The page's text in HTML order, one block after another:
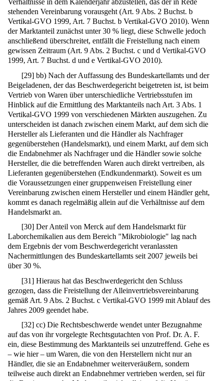
Verhältnisse in dem Kalenderjahr abzustellen, das der in Rede
stehenden Vereinbarung vorausgeht (Art. 9 Abs. 2 Buchst. b
Vertikal-GVO 1999, Art. 7 Buchst. b Vertikal-GVO 2010). Wenn
der Marktanteil zunächst unter 30 % liegt, diese Schwelle jedoch
anschließend überschreitet, entfällt die Freistellung nach einem
gewissen Zeitraum (Art. 9 Abs. 2 Buchst. c und d Vertikal-GVO
1999, Art. 7 Buchst. d und e Vertikal-GVO 2010).
[29] bb) Nach der Auffassung des Bundeskartellamts und der
Beigeladenen, der das Beschwerdegericht beigetreten ist, ist beim
Vertrieb von Waren über unterschiedliche Vertriebsstufen im
Hinblick auf die Ermittlung des Marktanteils nach Art. 3 Abs. 1
Vertikal-GVO 1999 von verschiedenen Märkten auszugehen. Zu
unterscheiden ist danach zwischen einem Markt, auf dem sich die
Hersteller als Lieferanten und die Händler als Nachfrager
gegenüberstehen (Handelsmarkt), und einem Markt, auf dem sich
die Endabnehmer als Nachfrager und die Händler sowie solche
Hersteller, die die betreffenden Waren auch direkt vertreiben, als
Lieferanten gegenüberstehen (Endkundenmarkt). Soweit es um
die Voraussetzungen einer gruppenweisen Freistellung einer
Vereinbarung zwischen einem Hersteller und einem Händler geht,
kommt es danach regelmäßig allein auf die Verhältnisse auf dem
Handelsmarkt an.
[30] Der Anteil von Merck auf dem Handelsmarkt für
Laborchemikalien aus dem Bereich "Mikrobiologie" lag nach
dem Ergebnis der vom Beschwerdegericht veranlassten
Nachermittlungen des Bundeskartellamts seit 2007 jeweils bei
über 30 %.
[31] Hieraus hat das Beschwerdegericht den Schluss
gezogen, dass die Freistellung der Alleinvertriebsvereinbarung
gemäß Art. 9 Abs. 2 Buchst. c Vertikal-GVO 1999 mit Ablauf des
Jahres 2009 geendet habe.
[32] cc) Die Rechtsbeschwerde wendet unter Bezugnahme
auf das von ihr vorgelegte Rechtsgutachten von Prof. Dr. A. F.
ein, diese Bestimmung des Marktanteils sei unzutreffend. Gehe es
– wie hier – um Waren, die von den Herstellern nicht nur an
Händler, die sie an Endabnehmer weiterveräußern, sondern
teilweise auch direkt an Endabnehmer vertrieben werden, sei für